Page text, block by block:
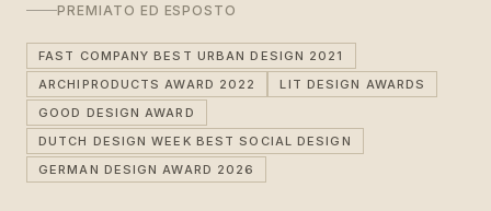
PREMIATO ED ESPOSTO
FAST COMPANY BEST URBAN DESIGN 2021
ARCHIPRODUCTS AWARD 2022
LIT DESIGN AWARDS
GOOD DESIGN AWARD
DUTCH DESIGN WEEK BEST SOCIAL DESIGN
GERMAN DESIGN AWARD 2026